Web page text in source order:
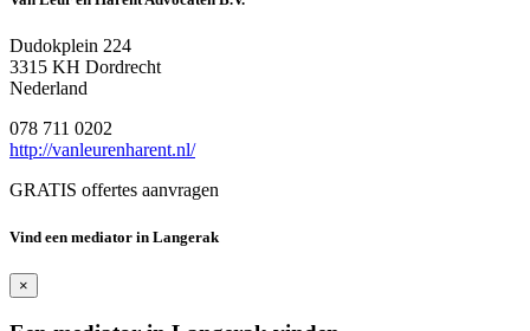
Dudokplein 224
3315 KH Dordrecht
Nederland
078 711 0202
http://vanleurenharent.nl/
GRATIS offertes aanvragen
Vind een mediator in Langerak
×